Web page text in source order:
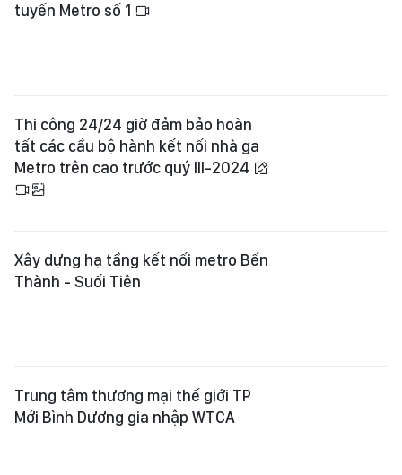
tuyến Metro số 1
Thi công 24/24 giờ đảm bảo hoàn
tất các cầu bộ hành kết nối nhà ga
Metro trên cao trước quý III-2024
Xây dựng hạ tầng kết nối metro Bến
Thành - Suối Tiên
Trung tâm thương mại thế giới TP
Mới Bình Dương gia nhập WTCA